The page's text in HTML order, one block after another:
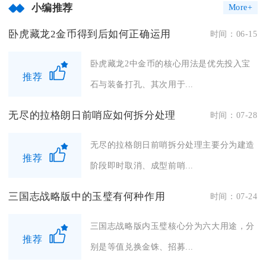
小编推荐 More+
卧虎藏龙2金币得到后如何正确运用 时间：06-15
推荐
卧虎藏龙2中金币的核心用法是优先投入宝
石与装备打孔、其次用于...
无尽的拉格朗日前哨应如何拆分处理 时间：07-28
推荐
无尽的拉格朗日前哨拆分处理主要分为建造
阶段即时取消、成型前哨...
三国志战略版中的玉璧有何种作用 时间：07-24
推荐
三国志战略版内玉璧核心分为六大用途，分
别是等值兑换金铢、招募...